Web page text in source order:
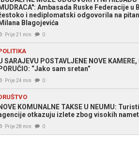
Ambasada Ruske Federacije u
i nediplomatski odgovorila na
Blagojevića
Prije 21 min 0
SARAJEVU POSTAVLJENE NOVE KAMERE,
“Jako sam sretan”
Prije 24 min 0
KOMUNALNE TAKSE U NEUMU:
otkazuju izlete zbog visokih
Prije 28 min 0